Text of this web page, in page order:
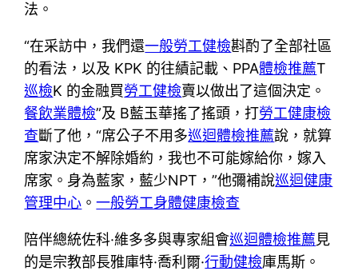
法。
“在采訪中，我們還一般勞工健檢斟酌了全部社區
的看法，以及 KPK 的往績記載、PPA體檢推薦T
巡檢K 的金融買勞工健檢賣以做出了這個決定。
餐飲業體檢”及 B藍玉華搖了搖頭，打勞工健康檢
查斷了他，“席公子不用多巡迴體檢推薦說，就算
席家決定不解除婚約，我也不可能嫁給你，嫁入
席家。身為藍家，藍少NPT，”他彌補說巡迴健康
管理中心 。一般勞工身體健康檢查
陪伴總統佐科·維多多與專家組會巡迴體檢推薦見
的是宗教部長雅庫特·喬利爾·行動健檢庫馬斯。